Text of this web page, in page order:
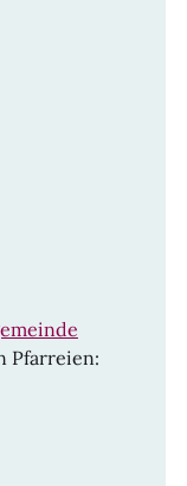
Pfarreien: